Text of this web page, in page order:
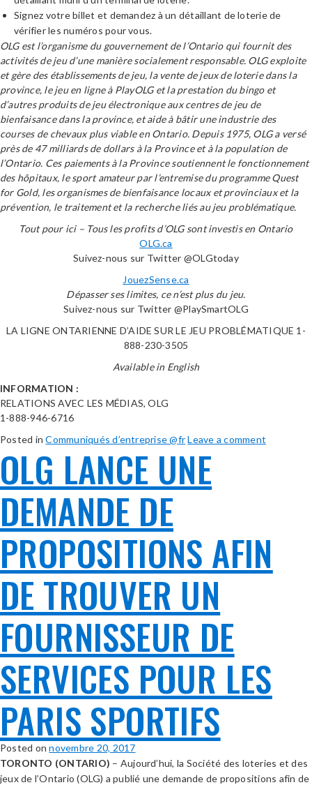
Signez votre billet et demandez à un détaillant de loterie de
vérifier les numéros pour vous.
OLG est l’organisme du gouvernement de l’Ontario qui fournit des
activités de jeu d’une manière socialement responsable. OLG exploite
et gère des établissements de jeu, la vente de jeux de loterie dans la
province, le jeu en ligne à PlayOLG et la prestation du bingo et
d’autres produits de jeu électronique aux centres de jeu de
bienfaisance dans la province, et aide à bâtir une industrie des
courses de chevaux plus viable en Ontario. Depuis 1975, OLG a versé
près de 47 milliards de dollars à la Province et à la population de
l’Ontario. Ces paiements à la Province soutiennent le fonctionnement
des hôpitaux, le sport amateur par l’entremise du programme Quest
for Gold, les organismes de bienfaisance locaux et provinciaux et la
prévention, le traitement et la recherche liés au jeu problématique.
Tout pour ici – Tous les profits d’OLG sont investis en Ontario
OLG.ca
Suivez-nous sur Twitter @OLGtoday
JouezSense.ca
Dépasser ses limites, ce n’est plus du jeu.
Suivez-nous sur Twitter @PlaySmartOLG
LA LIGNE ONTARIENNE D’AIDE SUR LE JEU PROBLÉMATIQUE 1-
888-230-3505
Available in English
INFORMATION :
RELATIONS AVEC LES MÉDIAS, OLG
1-888-946-6716
Posted inCommuniqués d’entreprise @frLeave a comment
OLG LANCE UNE
DEMANDE DE
PROPOSITIONS AFIN
DE TROUVER UN
FOURNISSEUR DE
SERVICES POUR LES
PARIS SPORTIFS
Posted onnovembre 20, 2017
TORONTO (ONTARIO) – Aujourd’hui, la Société des loteries et des
jeux de l’Ontario (OLG) a publié une demande de propositions afin de